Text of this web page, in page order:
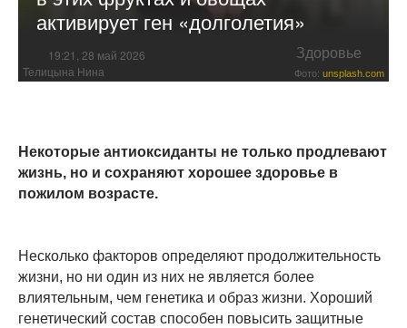
активирует ген «долголетия»
19:21, 28 май 2026 Здоровье
Телицына Нина Фото: unsplash.com
Некоторые антиоксиданты не только продлевают
жизнь, но и сохраняют хорошее здоровье в
пожилом возрасте.
Несколько факторов определяют продолжительность
жизни, но ни один из них не является более
влиятельным, чем генетика и образ жизни. Хороший
генетический состав способен повысить защитные